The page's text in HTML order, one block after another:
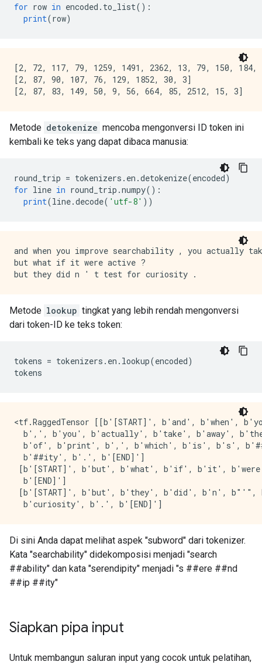
for row in encoded . to_list():
print(row)
[2, 72, 117, 79, 1259, 1491, 2362, 13, 79, 150,
[2, 87, 90, 107, 76, 129, 1852, 30, 3]
Metode detokenize mencoba mengonversi ID token ini
kembali ke teks yang dapat dibaca manusia:
round_trip = tokenizers . en .detokenize(encoded)
for line in round_trip .numpy():
print(line.decode( 'utf-8' ))
and when you improve searchability , you actually
but what if it were active ?
Metode lookup tingkat yang lebih rendah mengonversi
dari token-ID ke teks token:
tokens = tokenizers . en . lookup(encoded)
tokens
<tf.RaggedTensor [[b'[START]', b'and', b'when',
b',', b'you', b'actually', b'take', b'away',
b'of', b'print', b',', b'which', b'is', b's',
b'##ity', b'.', b'[END]']
[b'[START]', b'but', b'what', b'if', b'it',
b'[END]']
[b'[START]', b'but', b'they', b'did', b'n',
Di sini Anda dapat melihat aspek "subword" dari tokenizer.
Kata "searchability" didekomposisi menjadi "search
##ability" dan kata "serendipity" menjadi "s ##ere ##nd
##ip ##ity"
Siapkan pipa input
Untuk membangun saluran input yang cocok untuk pelatihan,